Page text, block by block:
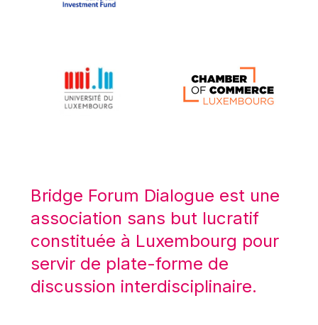
Lars Heikensten
Lucas Papademos
Máire Geoghegan-Quinn
Mario Centeno
Mario Monti
Maroš ŠEFČOVIČ
Martin Bailey
Martine Reicherts
Bridge Forum Dialogue est une
association sans but lucratif
constituée à Luxembourg pour
servir de plate-forme de
discussion interdisciplinaire.